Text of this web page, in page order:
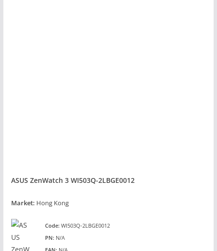
ASUS ZenWatch 3 WI503Q-2LBGE0012
Market: Hong Kong
Code:WI503Q-2LBGE0012
PN: N/A